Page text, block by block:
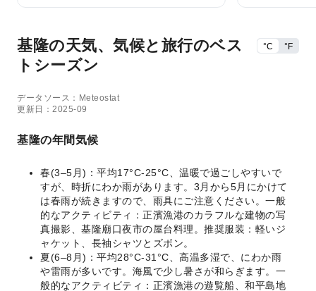
基隆の天気、気候と旅行のベス
トシーズン
°C °F
データソース：Meteostat
更新日：2025-09
基隆の年間気候
春(3–5月)：平均17°C-25°C、温暖で過ごしやすいで
すが、時折にわか雨があります。3月から5月にかけて
は春雨が続きますので、雨具にご注意ください。一般
的なアクティビティ：正濱漁港のカラフルな建物の写
真撮影、基隆廟口夜市の屋台料理。推奨服装：軽いジ
ャケット、長袖シャツとズボン。
夏(6–8月)：平均28°C-31°C、高温多湿で、にわか雨
や雷雨が多いです。海風で少し暑さが和らぎます。一
般的なアクティビティ：正濱漁港の遊覧船、和平島地